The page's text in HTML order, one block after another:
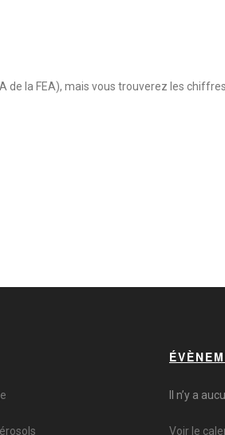
de la FEA), mais vous trouverez les chiffres
Il n’y a
Voir le